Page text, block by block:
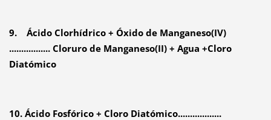
9. Ácido Clorhídrico + Óxido de Manganeso(IV)
................. Cloruro de Manganeso(II) + Agua +Cloro
Diatómico
10. Ácido Fosfórico + Cloro Diatómico..................